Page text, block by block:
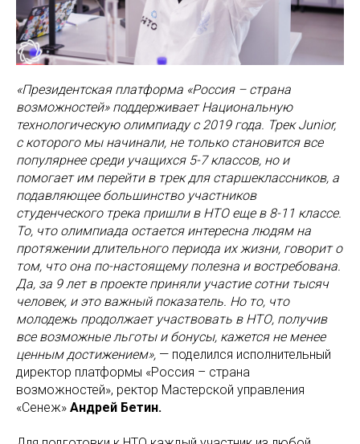
«Президентская платформа «Россия – страна
возможностей» поддерживает Национальную
технологическую олимпиаду с 2019 года. Трек Junior,
с которого мы начинали, не только становится все
популярнее среди учащихся 5-7 классов, но и
помогает им перейти в трек для старшеклассников, а
подавляющее большинство участников
студенческого трека пришли в НТО еще в 8-11 классе.
То, что олимпиада остается интересна людям на
протяжении длительного периода их жизни, говорит о
том, что она по-настоящему полезна и востребована.
Да, за 9 лет в проекте приняли участие сотни тысяч
человек, и это важный показатель. Но то, что
молодежь продолжает участвовать в НТО, получив
все возможные льготы и бонусы, кажется не менее
ценным достижением», — поделился исполнительный
директор платформы «Россия – страна
возможностей», ректор Мастерской управления
«Сенеж» Андрей Бетин.